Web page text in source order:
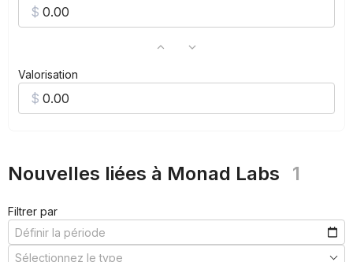
Valorisation
Nouvelles liées à Monad Labs 1
Filtrer par